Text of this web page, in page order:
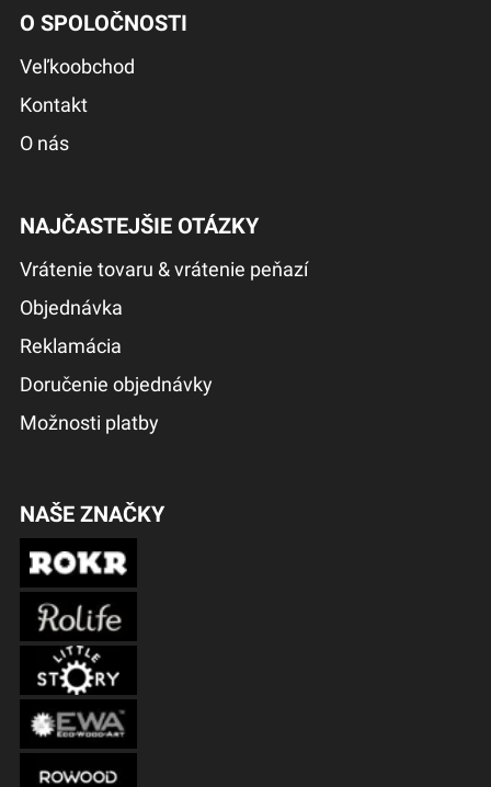
O SPOLOČNOSTI
Veľkoobchod
Kontakt
O nás
NAJČASTEJŠIE OTÁZKY
Vrátenie tovaru & vrátenie peňazí
Objednávka
Reklamácia
Doručenie objednávky
Možnosti platby
NAŠE ZNAČKY